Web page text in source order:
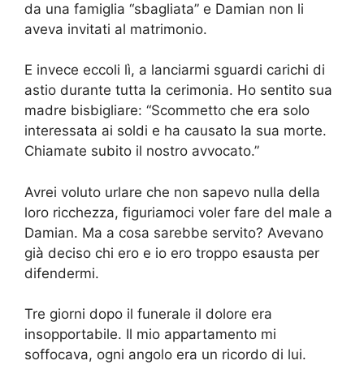
da una famiglia “sbagliata” e Damian non li
aveva invitati al matrimonio.
E invece eccoli lì, a lanciarmi sguardi carichi di
astio durante tutta la cerimonia. Ho sentito sua
madre bisbigliare: “Scommetto che era solo
interessata ai soldi e ha causato la sua morte.
Chiamate subito il nostro avvocato.”
Avrei voluto urlare che non sapevo nulla della
loro ricchezza, figuriamoci voler fare del male a
Damian. Ma a cosa sarebbe servito? Avevano
già deciso chi ero e io ero troppo esausta per
difendermi.
Tre giorni dopo il funerale il dolore era
insopportabile. Il mio appartamento mi
soffocava, ogni angolo era un ricordo di lui.